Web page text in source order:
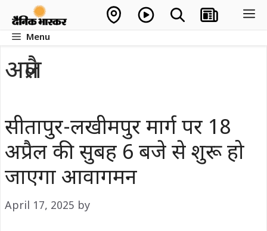
contentMenu
अप्रैल
सीतापुर-लखीमपुर मार्ग पर 18
अप्रैल की सुबह 6 बजे से शुरू हो
जाएगा आवागमन
April 17, 2025 by